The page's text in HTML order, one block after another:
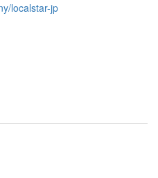
localstar-jp